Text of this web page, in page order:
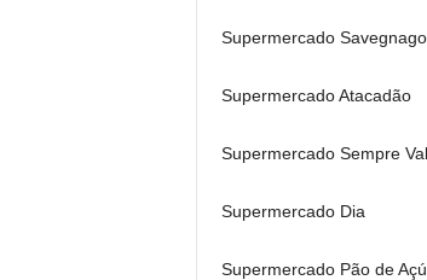
Supermercado Savegnago
Supermercado Atacadão
Supermercado Sempre
Supermercado Dia
Supermercado Pão de